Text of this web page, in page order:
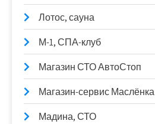
Лотос, сауна
М-1, СПА-клуб
Магазин СТО АвтоСтоп
Магазин-сервис Маслёнка
Мадина, СТО